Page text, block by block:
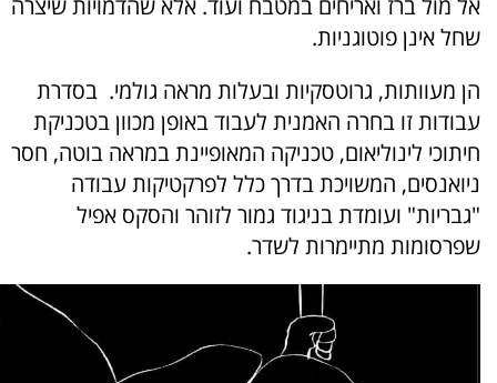
שחל אינן פוטוגניות.
הן מעוותות, גרוטסקיות ובעלות מראה גולמי. בסדרת
עבודות זו בחרה האמנית לעבוד באופן מכוון בטכניקת
חיתוכי לינוליאום, טכניקה המאופיינת במראה בוטה, חסר
ניואנסים, המשויכת בדרך כלל לפרקטיקות עבודה
"גבריות" ועומדת בניגוד גמור לזוהר והסקס אפיל
שפרסומות מתיימרות לשדר.